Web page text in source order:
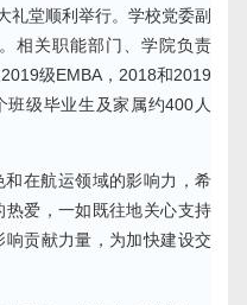
礼堂顺利举行。学校党委副
相关职能部门、学院负责
级EMBA，2018和2019
班级毕业生及家属约400人
在航运领域的影响力，希
爱，一如既往地关心支持
贡献力量，为加快建设交